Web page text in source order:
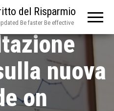
del Risparmio
Be faster Be effective
–
nuova
on